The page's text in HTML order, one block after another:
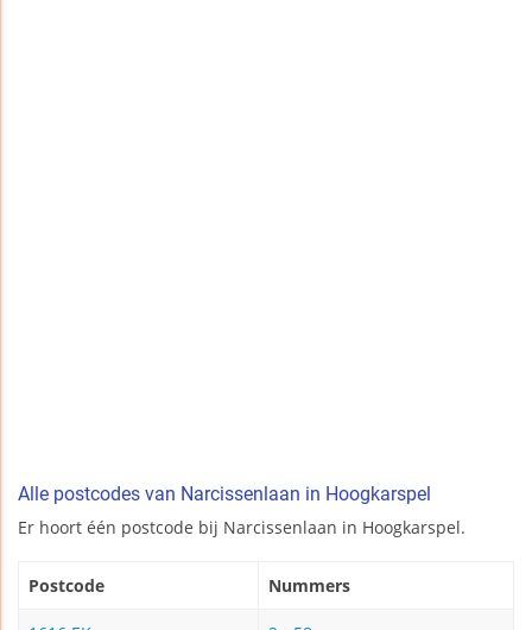
Alle postcodes van Narcissenlaan in Hoogkarspel
Er hoort één postcode bij Narcissenlaan in Hoogkarspel.
Postcode Nummers